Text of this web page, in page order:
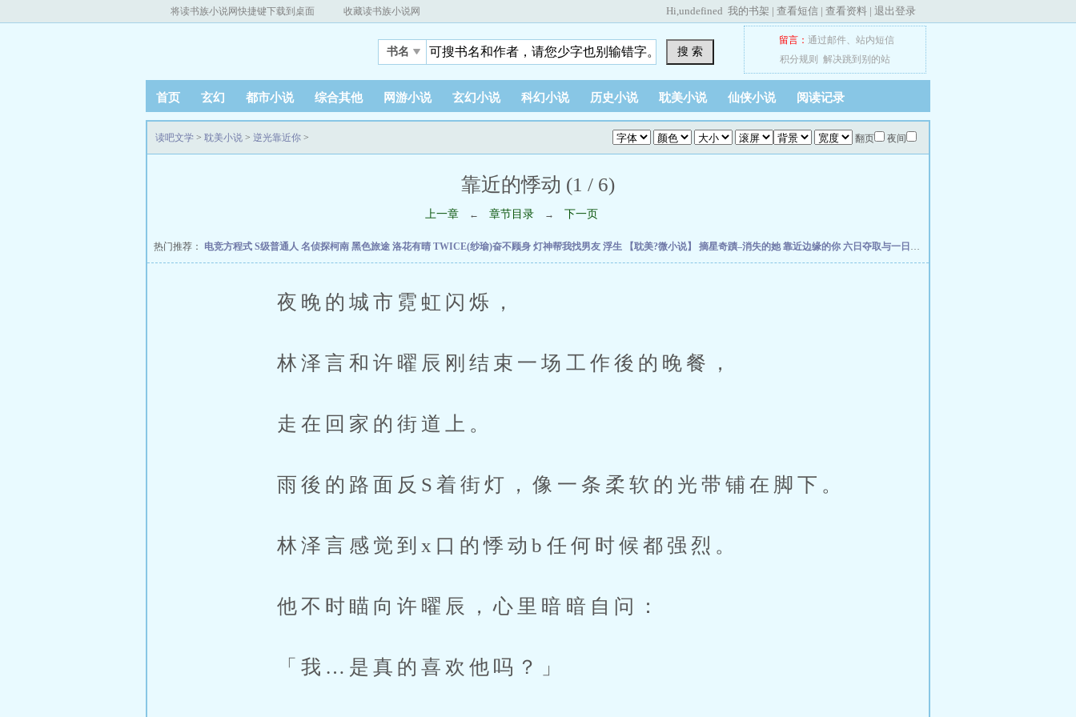
将读书族小说网快捷键下载到桌面 收藏读书族小说网 Hi,undefined 我的书架 | 查看短信 | 查看资料 | 退出登录
书名 搜 索
留言： 通过邮件、 站内短信
积分规则
解决跳到别的站
首页 玄幻 都市小说 综合其他 网游小说 玄幻小说 科幻小说 历史小说 耽美小说 仙侠小说 阅读记录
翻页 夜间
读吧文学 > 耽美小说 > 逆光靠近你 >
靠近的悸动 (1 / 6)
上一章 ← 章节目录 → 下一页
热门推荐： 电竞方程式 S级普通人 名侦探柯南 黑色旅途 洛花有晴 TWICE(纱瑜)奋不顾身 灯神帮我找男友 浮生 【耽美?微小说】 摘星奇蹟–消失的她靠近边缘的你 六日夺取与一日安息
夜晚的城市霓虹闪烁，
林泽言和许曜辰刚结束一场工作後的晚餐，
走在回家的街道上。
雨後的路面反S着街灯，像一条柔软的光带铺在脚下。
林泽言感觉到x口的悸动b任何时候都强烈。
他不时瞄向许曜辰，心里暗暗自问：
「我…是真的喜欢他吗？」